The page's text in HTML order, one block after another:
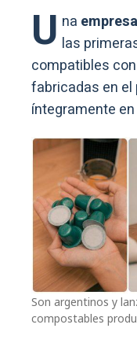
U na
las
compatibles
fabricadas en el
íntegramente
Son argentinos y
compostables